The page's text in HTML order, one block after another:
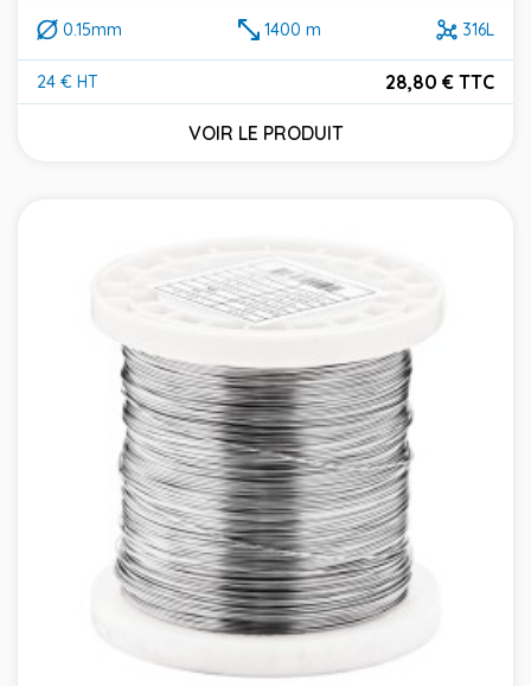
0.15mm 1400 m 316L
24 € HT
Prix
28,80 € TTC
VOIR LE PRODUIT